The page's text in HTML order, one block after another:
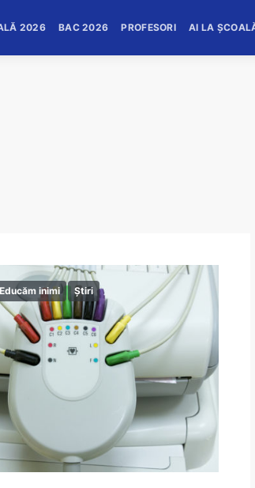
2026 BAC 2026 PROFESORI AI LA
inimi Știri